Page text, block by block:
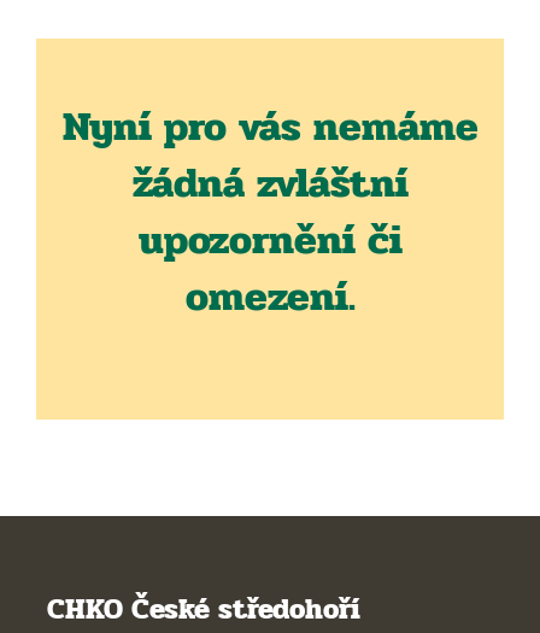
Nyní pro vás nemáme
žádná zvláštní
upozornění či
omezení.
CHKO České středohoří